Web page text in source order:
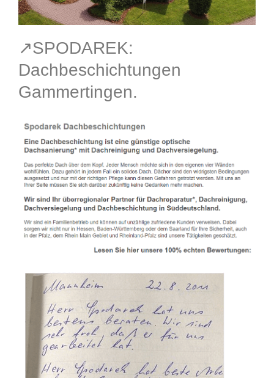
↗️SPODAREK:
Dachbeschichtungen
Gammertingen.